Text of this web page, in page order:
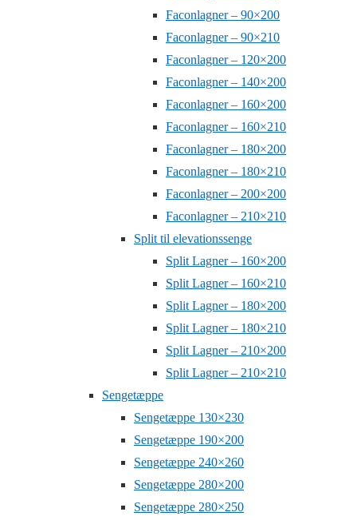
Faconlagner – 90×200
Faconlagner – 90×210
Faconlagner – 120×200
Faconlagner – 140×200
Faconlagner – 160×200
Faconlagner – 160×210
Faconlagner – 180×200
Faconlagner – 180×210
Faconlagner – 200×200
Faconlagner – 210×210
Split til elevationssenge
Split Lagner – 160×200
Split Lagner – 160×210
Split Lagner – 180×200
Split Lagner – 180×210
Split Lagner – 210×200
Split Lagner – 210×210
Sengetæppe
Sengetæppe 130×230
Sengetæppe 190×200
Sengetæppe 240×260
Sengetæppe 280×200
Sengetæppe 280×250